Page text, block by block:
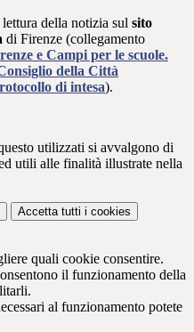
della notizia sul sito
di Firenze (collegamento
e Campi per le scuole.
della Città
di intesa).
utilizzati si avvalgono di
utili alle finalità illustrate nella
Accetta tutti i cookies
quali cookie consentire.
il funzionamento della
al funzionamento potete